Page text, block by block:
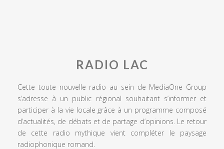
RADIO LAC
Cette toute nouvelle radio au sein de MediaOne Group
s’adresse à un public régional souhaitant s’informer et
participer à la vie locale grâce à un programme composé
d’actualités, de débats et de partage d’opinions. Le retour
de cette radio mythique vient compléter le paysage
radiophonique romand.